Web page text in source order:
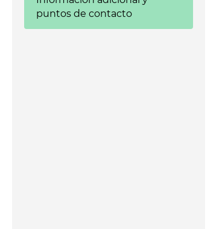
puntos de contacto